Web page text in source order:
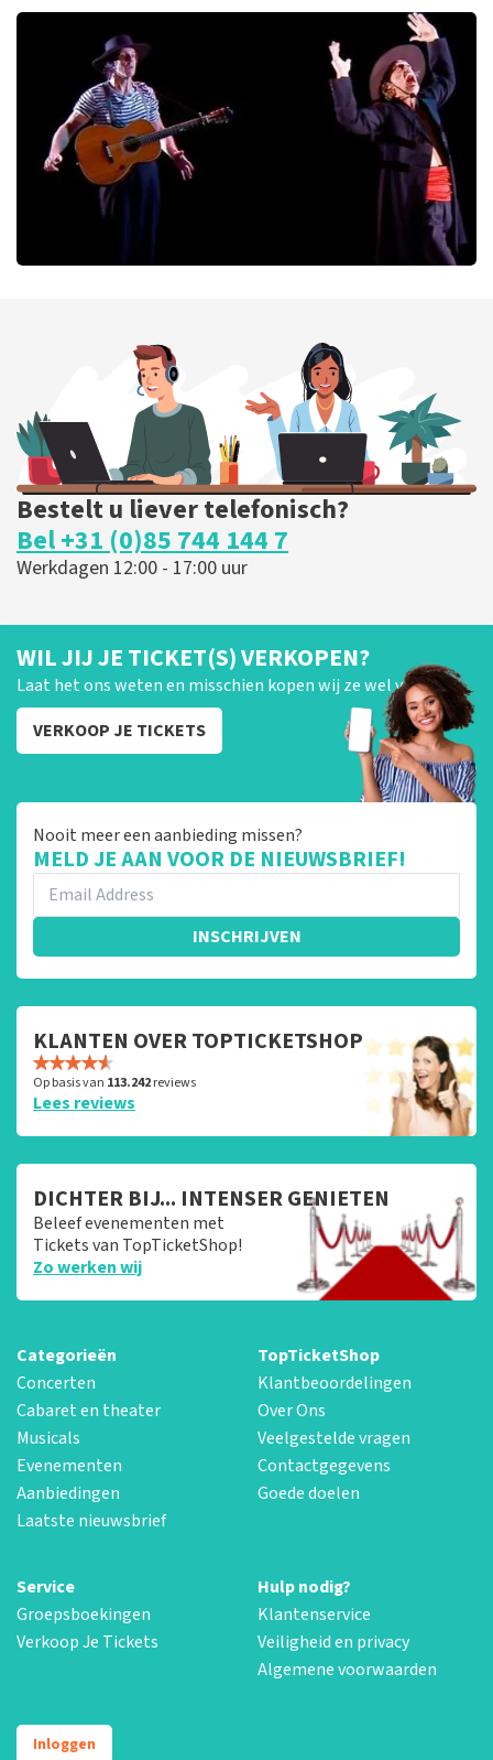
166laatste 30 minuten
BESTEL NU
BESTEL NU
Bestelt u liever telefonisch?
Bel +31 (0)85 744 144 7
Werkdagen 12:00 - 17:00 uur
WIL JIJ JE TICKET(S) VERKOPEN?
Laat het ons weten en misschien kopen wij ze wel van je!
VERKOOP JE TICKETS
Nooit meer een aanbieding missen?
MELD JE AAN VOOR DE NIEUWSBRIEF!
INSCHRIJVEN
KLANTEN OVER TOPTICKETSHOP
Op basis van 113.242reviews
Lees reviews
DICHTER BIJ... INTENSER GENIETEN
Beleef evenementen met
Tickets van TopTicketShop!
Zo werken wij
Categorieën
Concerten
Cabaret en theater
Musicals
Evenementen
Aanbiedingen
Laatste nieuwsbrief
TopTicketShop
Klantbeoordelingen
Over Ons
Veelgestelde vragen
Contactgegevens
Goede doelen
Service
Groepsboekingen
Verkoop Je Tickets
Hulp nodig?
Klantenservice
Veiligheid en privacy
Algemene voorwaarden
Inloggen